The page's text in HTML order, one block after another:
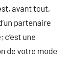
avant tout,
partenaire
c’est une
de votre mode